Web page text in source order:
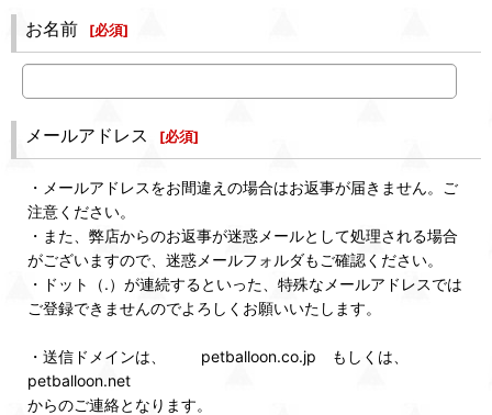
お名前 [必須]
メールアドレス [必須]
・メールアドレスをお間違えの場合はお返事が届きません。ご
注意ください。
・また、弊店からのお返事が迷惑メールとして処理される場合
がございますので、迷惑メールフォルダもご確認ください。
・ドット（.）が連続するといった、特殊なメールアドレスでは
ご登録できませんのでよろしくお願いいたします。
・送信ドメインは、 petballoon.co.jp もしくは、
petballoon.net
からのご連絡となります。